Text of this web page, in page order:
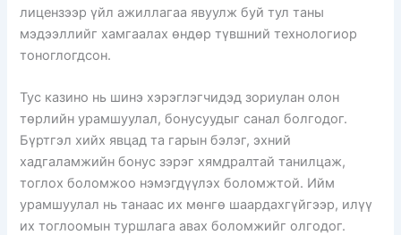
лицензээр үйл ажиллагаа явуулж буй тул таны
мэдээллийг хамгаалах өндөр түвшний технологиор
тоноглогдсон.
Тус казино нь шинэ хэрэглэгчидэд зориулан олон
төрлийн урамшуулал, бонусуудыг санал болгодог.
Бүртгэл хийх явцад та гарын бэлэг, эхний
хадгаламжийн бонус зэрэг хямдралтай танилцаж,
тоглох боломжоо нэмэгдүүлэх боломжтой. Ийм
урамшуулал нь танаас их мөнгө шаардахгүйгээр, илүү
их тоглоомын туршлага авах боломжийг олгодог.